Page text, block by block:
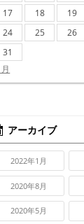
17
18 19
24
25 26
31
アーカイブ
2022年1月
2020年8月
2020年5月